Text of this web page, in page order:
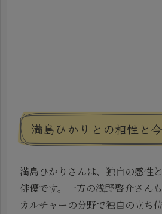
満島ひかりとの相性と
満島ひかりさんは、独自の感性
俳優です。一方の浅野啓介さん
カルチャーの分野で独自の立ち